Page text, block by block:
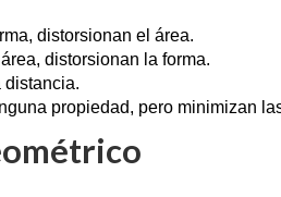
distorsionan el área.
distorsionan la forma.
distancia.
propiedad, pero minimizan